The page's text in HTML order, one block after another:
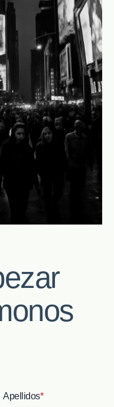
Apellidos*